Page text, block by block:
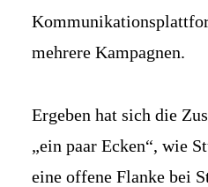
mehrere Kampagnen.
Ergeben hat sich die
„ein paar Ecken“, wie
eine offene Flanke bei